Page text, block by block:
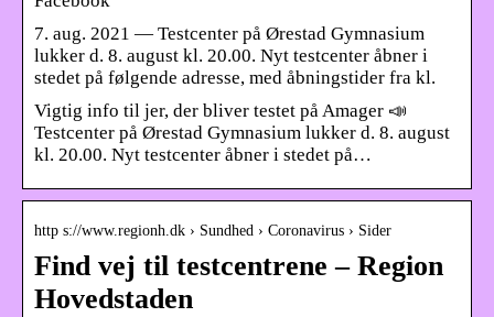
7. aug. 2021 — Testcenter på Ørestad Gymnasium
lukker d. 8. august kl. 20.00. Nyt testcenter åbner i
stedet på følgende adresse, med åbningstider fra kl.
Vigtig info til jer, der bliver testet på Amager 📣
Testcenter på Ørestad Gymnasium lukker d. 8. august
kl. 20.00. Nyt testcenter åbner i stedet på…
http s://www.regionh.dk › Sundhed › Coronavirus › Sider
Find vej til testcentrene – Region
Hovedstaden